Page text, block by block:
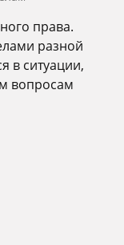
права.
разной
в ситуации,
вопросам